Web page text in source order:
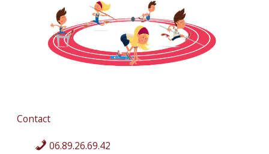
Contact
06.89.26.69.42